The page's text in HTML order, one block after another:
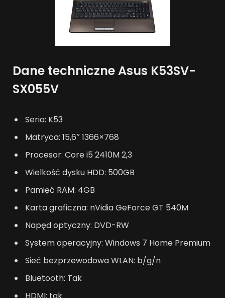
Dane techniczne Asus K53SV-
SX055V
Seria: K53
Matryca: 15,6″ 1366×768
Procesor: Core i5 2410M 2,3
Wielkość dysku HDD: 500GB
Pamięć RAM: 4GB
Karta graficzna: nVidia GeForce GT 540M
Napęd optyczny: DVD-RW
System operacyjny: Windows 7 Home Premium
Sieć bezprzewodowa WLAN: b/g/n
Bluetooth: Tak